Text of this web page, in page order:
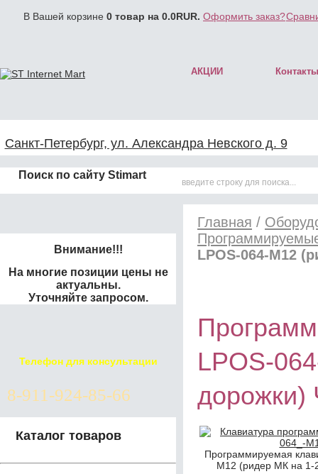
В Вашей корзине 0 товар на 0.0RUR. Оформить заказ?
АКЦИИ Контакты
Санкт-Петербург, ул. Александра Невского д. 9
Поиск по сайту Stimart
Внимание!!!
На многие позиции цены не
актуальны.
Уточняйте запросом.
Телефон для консультации
8-911-924-85-66
Каталог товаров
Главная /
LPOS-064-М12
LPOS-
дорожки)
Программируемая
М12 (ридер МК на 1-